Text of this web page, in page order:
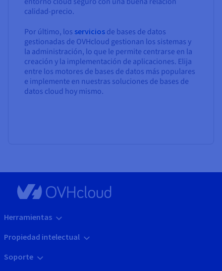
calidad-precio.
Por último, los servicios de bases de datos
gestionadas de OVHcloud gestionan los sistemas y
la administración, lo que le permite centrarse en la
creación y la implementación de aplicaciones. Elija
entre los motores de bases de datos más populares
e implemente en nuestras soluciones de bases de
datos cloud hoy mismo.
Herramientas
Propiedad intelectual
Soporte